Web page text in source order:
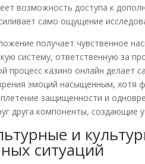
возможность доступа к
само ощущение
получает чувственное
систему, ответственную за
процесс казино онлайн
эмоций насыщенным, хотя
защищенности и
друга компоненты, создающие
и
ситуаций